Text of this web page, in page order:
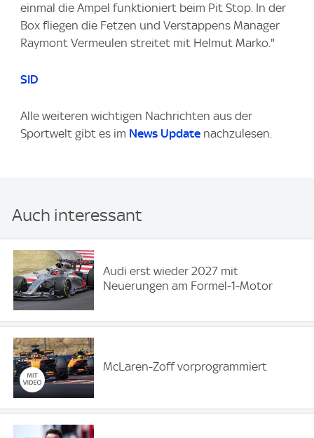
einmal die Ampel funktioniert beim Pit Stop. In der
Box fliegen die Fetzen und Verstappens Manager
Raymont Vermeulen streitet mit Helmut Marko."
SID
Alle weiteren wichtigen Nachrichten aus der
Sportwelt gibt es im News Update nachzulesen.
Auch interessant
Audi erst wieder 2027 mit
Neuerungen am Formel-1-Motor
McLaren-Zoff vorprogrammiert